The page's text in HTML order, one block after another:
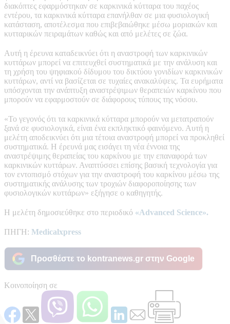
διακόπτες εφαρμόστηκαν σε καρκινικά κύτταρα του παχέος
εντέρου, τα καρκινικά κύτταρα επανήλθαν σε μια φυσιολογική
κατάσταση, αποτέλεσμα που επιβεβαιώθηκε μέσω μοριακών και
κυτταρικών πειραμάτων καθώς και από μελέτες σε ζώα.
Αυτή η έρευνα καταδεικνύει ότι η αναστροφή των καρκινικών
κυττάρων μπορεί να επιτευχθεί συστηματικά με την ανάλυση και
τη χρήση του ψηφιακού δίδυμου του δικτύου γονιδίων καρκινικών
κυττάρων, αντί να βασίζεται σε τυχαίες ανακαλύψεις. Τα ευρήματα
υπόσχονται την ανάπτυξη αναστρέψιμων θεραπειών καρκίνου που
μπορούν να εφαρμοστούν σε διάφορους τύπους της νόσου.
«Το γεγονός ότι τα καρκινικά κύτταρα μπορούν να μετατραπούν
ξανά σε φυσιολογικά, είναι ένα εκπληκτικό φαινόμενο. Αυτή η
μελέτη αποδεικνύει ότι μια τέτοια αναστροφή μπορεί να προκληθεί
συστηματικά. Η έρευνά μας εισάγει τη νέα έννοια της
αναστρέψιμης θεραπείας του καρκίνου με την επαναφορά των
καρκινικών κυττάρων. Αναπτύσσει επίσης βασική τεχνολογία για
τον εντοπισμό στόχων για την αναστροφή του καρκίνου μέσω της
συστηματικής ανάλυσης των τροχιών διαφοροποίησης των
φυσιολογικών κυττάρων» εξήγησε ο καθηγητής.
Η μελέτη δημοσιεύθηκε στο περιοδικό «Advanced Science».
ΠΗΓΗ: Medicalxpress
Προσθέστε το kontranews.gr στην Google
Κοινοποίηση σε